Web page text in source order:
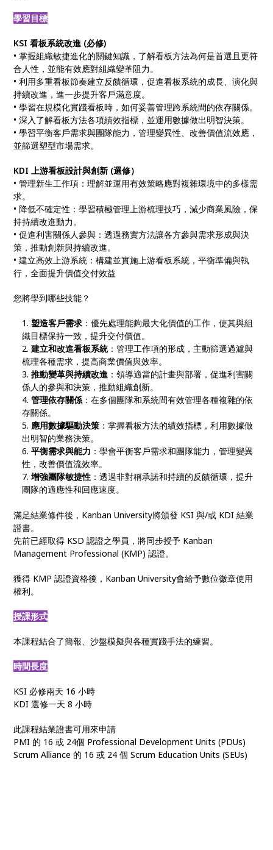
學習目標
KSI 看板系統改進 (必修)
• 掌握組織敏捷進化的關鍵知識，了解看板方法為何是首選且更符
合人性，並能有效應對組織變革阻力。
• 利用多重看板節奏建立反饋循環，促進看板系統的成長、演化與
持續改進，進一步提升客戶滿意度。
• 學習在規模化實踐看板時，如何妥善管理跨系統間的依存關係。
• 深入了解看板方法各項績效指標，並運用數據做出明智決策。
• 學習平衡客戶需求與團隊能力，管理變異性、改善價值流效應，
並篩選塑型市場需求。
KDI 上游看板設計與創新 (選修）
• 管理新生工作項：理解並運用有效策略應對複雜環境中的多樣需
求。
• 降低不確定性：學習積極管理上游梳理技巧，減少商業風險，保
持持續改進動力。
• 促進利害關係人參與：透過務實方法讓各方參與需求形成與決
策，推動創新與持續改進。
• 建立高效上游系統：構建並實施上游看板系統，平衡準備與執
行，全面提升價值交付效益
您將學到哪些技能？
塑造客戶需求 ：優先處理能夠最大化價值的工作，使其與組
織目標保持一致，提升交付價值。
建立和改進看板系統：管理工作項的形成，主動篩選過濾與
梳理各種需求，提高商業價值與效率。
推動變革與持續改進 ：領導適當的計畫與部署，促進利害關
係人的參與和決策，推動組織創新。
管理依存關係 ：在多個團隊和系統間有效管理各種複雜的依
存關係。
應用數據驅動決策 ：掌握看板方法的績效指標，利用數據做
出明智的業務決策。
平衡需求與能力 ：學會平衡客戶需求和團隊能力，管理變異
性，改善價值流效率。
增強團隊敏捷性 ：透過非對稱承諾和持續的反饋循環，提升
團隊的適應性和回應速度。
滿足結業條件後，Kanban University將頒發 KSI 與/或 KDI 結業
證書。
先前已經取得 KSD 認證之學員，將同步授予 Kanban
Management Professional (KMP) 認證。
獲得 KMP 認證資格後，Kanban University會給予數位徽章使用
權利。
授課形式
本課程結合了簡報、沙盤模擬與各種實踐手法的練習。
時間長度
KSI 必修兩天 16 小時
KDI 選修一天 8 小時
此課程結業證書可用來申請
PMI 的 16 或 24個 Professional Development Units (PDUs)
Scrum Alliance 的 16 或 24 個 Scrum Education Units (SEUs)